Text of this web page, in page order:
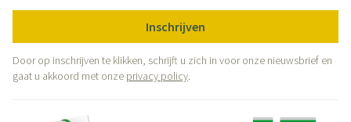
Inschrijven
Door op inschrijven te klikken, schrijft u zich in voor onze nieuwsbrief en
gaat u akkoord met onze privacy policy.